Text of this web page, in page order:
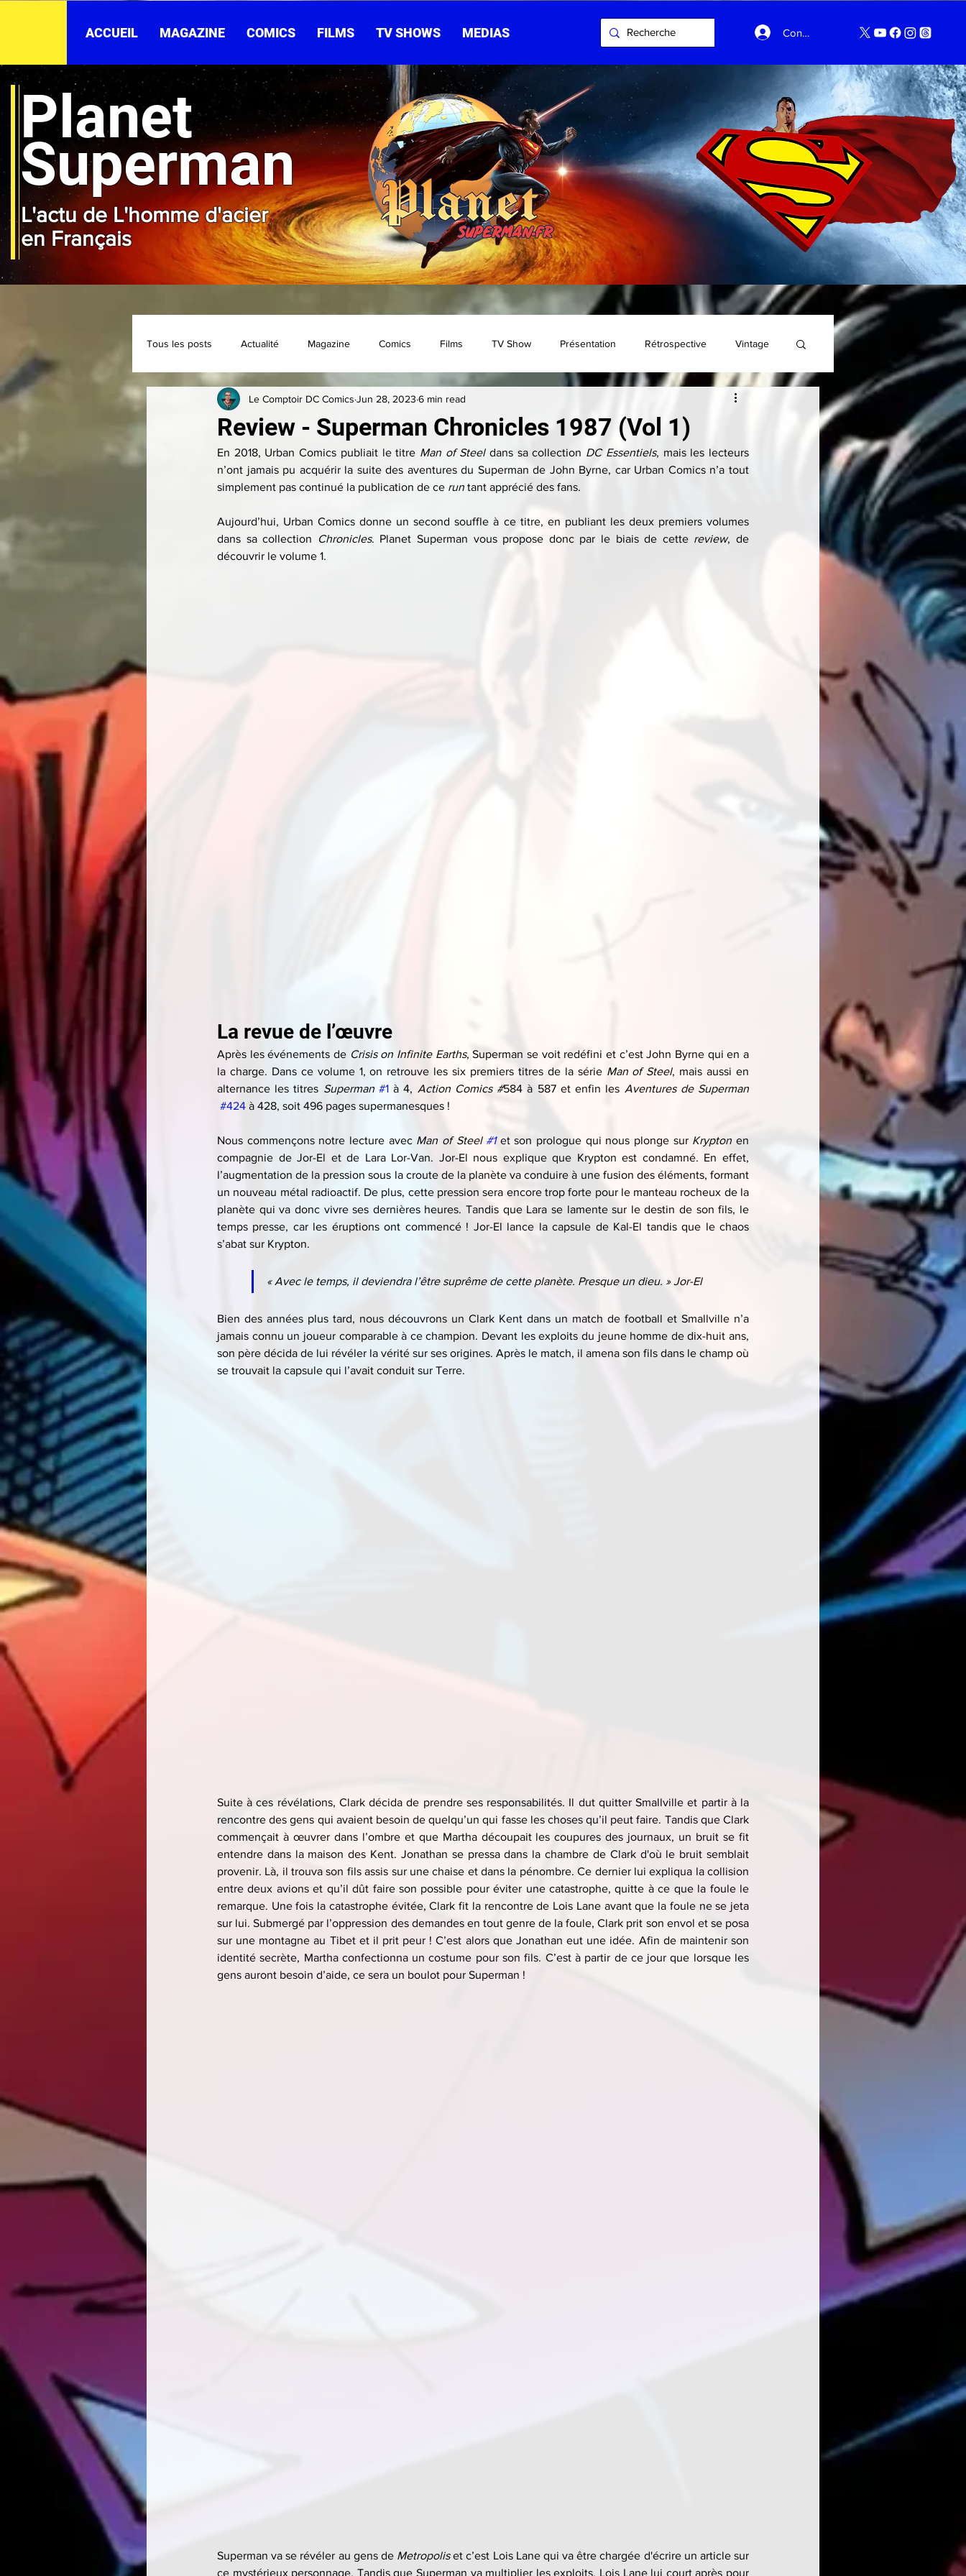
ACCUEIL MAGAZINE COMICS FILMS TV SHOWS MEDIAS Connexion
Planet
Superman
L'actu de L'homme d'acier
en Français
Tous les posts Actualité Magazine Comics Films TV Show Présentation Rétrospective Vintage
Classique Collection Convention Brèves Live
Review - Superman Chronicles 1987 (Vol 1)
Le Comptoir DC Comics Jun 28, 2023 6 min read
En 2018, Urban Comics publiait le titre Man of Steel dans sa collection DC Essentiels, mais les lecteurs
n’ont jamais pu acquérir la suite des aventures du Superman de John Byrne, car Urban Comics n’a tout
simplement pas continué la publication de ce run tant apprécié des fans.
Aujourd’hui, Urban Comics donne un second souffle à ce titre, en publiant les deux premiers volumes
dans sa collection
Chronicles. Planet Superman vous propose donc par le biais de cette review, de
découvrir le volume 1.
La revue de l’œuvre
Après les événements de Crisis on Infinite Earths, Superman se voit redéfini et c’est John Byrne qui en a
la charge. Dans ce volume 1, on retrouve les six premiers titres de la série Man of Steel, mais aussi en
alternance les titres Superman #1 à 4, Action Comics #584 à 587 et enfin les Aventures de Superman
#424 à 428, soit 496 pages supermanesques !
Nous commençons notre lecture avec Man of Steel #1 et son prologue qui nous plonge sur Krypton en
compagnie de Jor-El et de Lara Lor-Van. Jor-El nous explique que Krypton est condamné. En effet,
l’augmentation de la pression sous la croute de la planète va conduire à une fusion des éléments, formant
un nouveau métal radioactif. De plus, cette pression sera encore trop forte pour le manteau rocheux de la
planète qui va donc vivre ses dernières heures. Tandis que Lara se lamente sur le destin de son fils, le
temps presse, car les éruptions ont commencé ! Jor-El lance la capsule de Kal-El tandis que le chaos
s’abat sur Krypton.
« Avec le temps, il deviendra l’être suprême de cette planète. Presque un dieu. » Jor-El
Bien des années plus tard, nous découvrons un Clark Kent dans un match de football et Smallville n’a
jamais connu un joueur comparable à ce champion. Devant les exploits du jeune homme de dix-huit ans,
son père décida de lui révéler la vérité sur ses origines. Après le match, il amena son fils dans le champ où
se trouvait la capsule qui l’avait conduit sur Terre.
Suite à ces révélations, Clark décida de prendre ses responsabilités. Il dut quitter Smallville et partir à la
rencontre des gens qui avaient besoin de quelqu’un qui fasse les choses qu’il peut faire. Tandis que Clark
commençait à œuvrer dans l’ombre et que Martha découpait les coupures des journaux, un bruit se fit
entendre dans la maison des Kent. Jonathan se pressa dans la chambre de Clark d'où le bruit semblait
provenir. Là, il trouva son fils assis sur une chaise et dans la pénombre. Ce dernier lui expliqua la collision
entre deux avions et qu’il dût faire son possible pour éviter une catastrophe, quitte à ce que la foule le
remarque. Une fois la catastrophe évitée, Clark fit la rencontre de Lois Lane avant que la foule ne se jeta
sur lui. Submergé par l’oppression des demandes en tout genre de la foule, Clark prit son envol et se posa
sur une montagne au Tibet et il prit peur ! C’est alors que Jonathan eut une idée. Afin de maintenir son
identité secrète, Martha confectionna un costume pour son fils. C’est à partir de ce jour que lorsque les
gens auront besoin d’aide, ce sera un boulot pour Superman !
Superman va se révéler au gens de Metropolis et c’est Lois Lane qui va être chargée d'écrire un article sur
ce mystérieux personnage. Tandis que Superman va multiplier les exploits, Lois Lane lui court après pour